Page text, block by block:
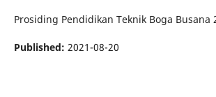
Prosiding Pendidikan Teknik Boga Busana
Published: 2021-08-20